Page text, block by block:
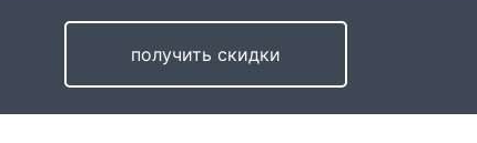
получить скидки